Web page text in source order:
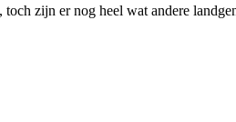
toch zijn er nog heel wat andere